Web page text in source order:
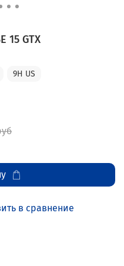
15 GTX
в сравнение
9H US